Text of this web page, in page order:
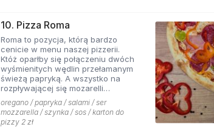
10. Pizza Roma
Roma to pozycja, którą bardzo
cenicie w menu naszej pizzerii.
Któż oparłby się połączeniu dwóch
wyśmienitych wędlin przełamanym
świeżą papryką. A wszystko na
rozpływającej się mozarelli
posypanej oregano.
oregano / papryka / salami / ser
mozzarella / szynka / sos / karton do
pizzy 2 zł